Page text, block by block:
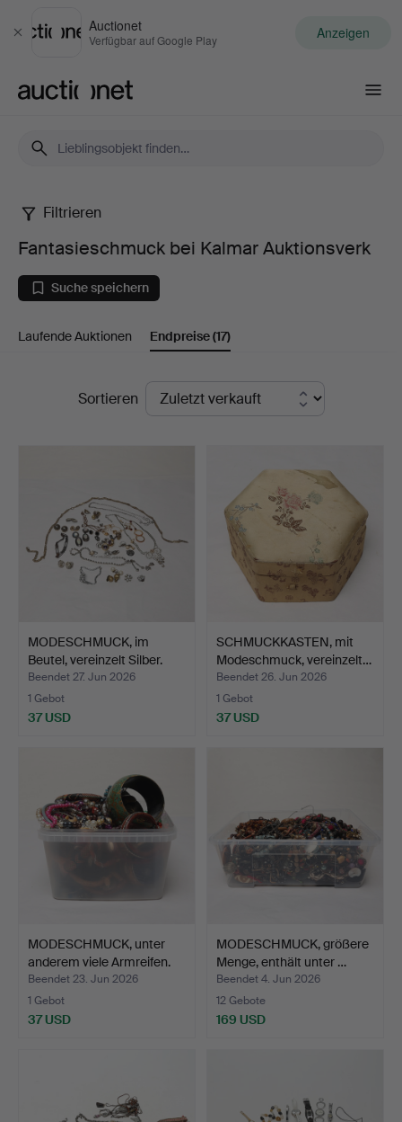
Schließen
Auctionet
Verfügbar auf Google Play Anzeigen
Fantasieschmuck
bei
Kalmar
Auktionsverk
Filtrieren
Fantasieschmuck bei Kalmar Auktionsverk
Suche speichern
Laufende Auktionen Endpreise(17)
EndpreiseSortieren
MODESCHMUCK, im
Beutel, vereinzelt Silber.
Beendet 27. Jun 2026
1 Gebot
37 USD
SCHMUCKKASTEN, mit
Modeschmuck, vereinzelt…
Beendet 26. Jun 2026
1 Gebot
37 USD
MODESCHMUCK, unter
anderem viele Armreifen.
Beendet 23. Jun 2026
1 Gebot
37 USD
MODESCHMUCK, größere
Menge, enthält unter …
Beendet 4. Jun 2026
12 Gebote
169 USD